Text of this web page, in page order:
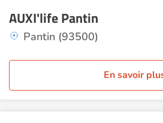
AUXI'life Pantin
Pantin (93500)
En savoir